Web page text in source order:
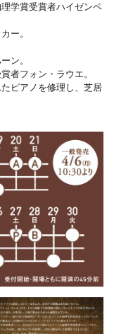
学賞受賞者ハイゼンベ
ー。
ン。
者フォン・ラウエ。
ピアノを修理し、芝居